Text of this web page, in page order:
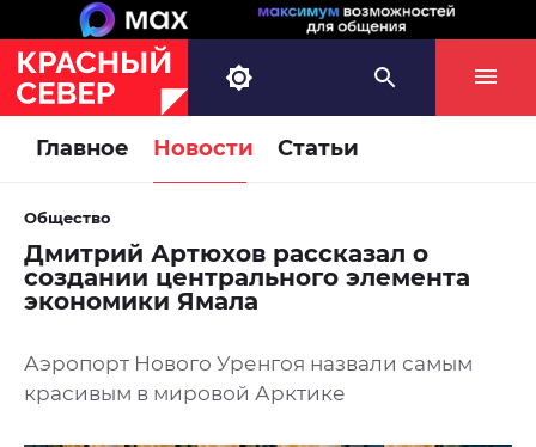
Главное Новости Статьи
Общество
Дмитрий Артюхов рассказал о
создании центрального элемента
экономики Ямала
Аэропорт Нового Уренгоя назвали самым
красивым в мировой Арктике